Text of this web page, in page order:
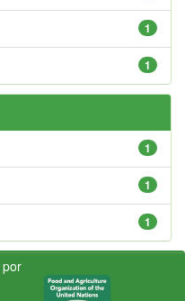
1
1
1
1
1